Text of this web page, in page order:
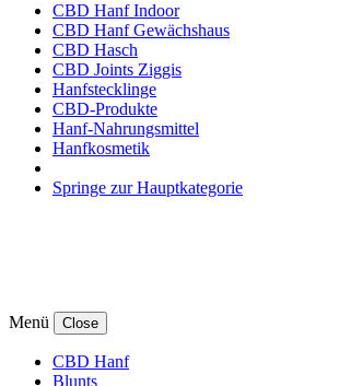
CBD Hanf Indoor
CBD Hanf Gewächshaus
CBD Hasch
CBD Joints Ziggis
Hanfstecklinge
CBD-Produkte
Hanf-Nahrungsmittel
Hanfkosmetik
Springe zur Hauptkategorie
Menü Close
CBD Hanf
Blunts